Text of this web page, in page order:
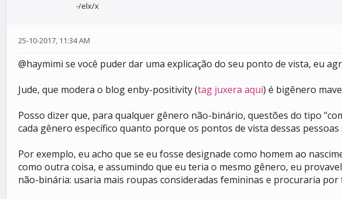
-/elx/x
25-10-2017, 11:34 AM
@haymimi se você puder dar uma explicação do seu ponto de vista, eu
Jude, que modera o blog enby-positivity (tag juxera aqui) é bigênero
Posso dizer que, para qualquer gênero não-binário, questões do tipo
cada gênero específico quanto porque os pontos de vista dessas
Por exemplo, eu acho que se eu fosse designade como homem ao
como outra coisa, e assumindo que eu teria o mesmo gênero, eu
não-binária: usaria mais roupas consideradas femininas e procuraria